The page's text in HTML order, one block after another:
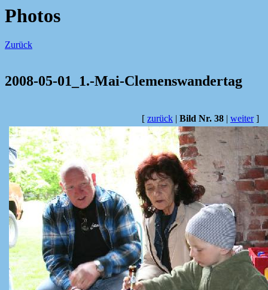
Photos
Zurück
2008-05-01_1.-Mai-Clemenswandertag
[ zurück | Bild Nr. 38 | weiter]